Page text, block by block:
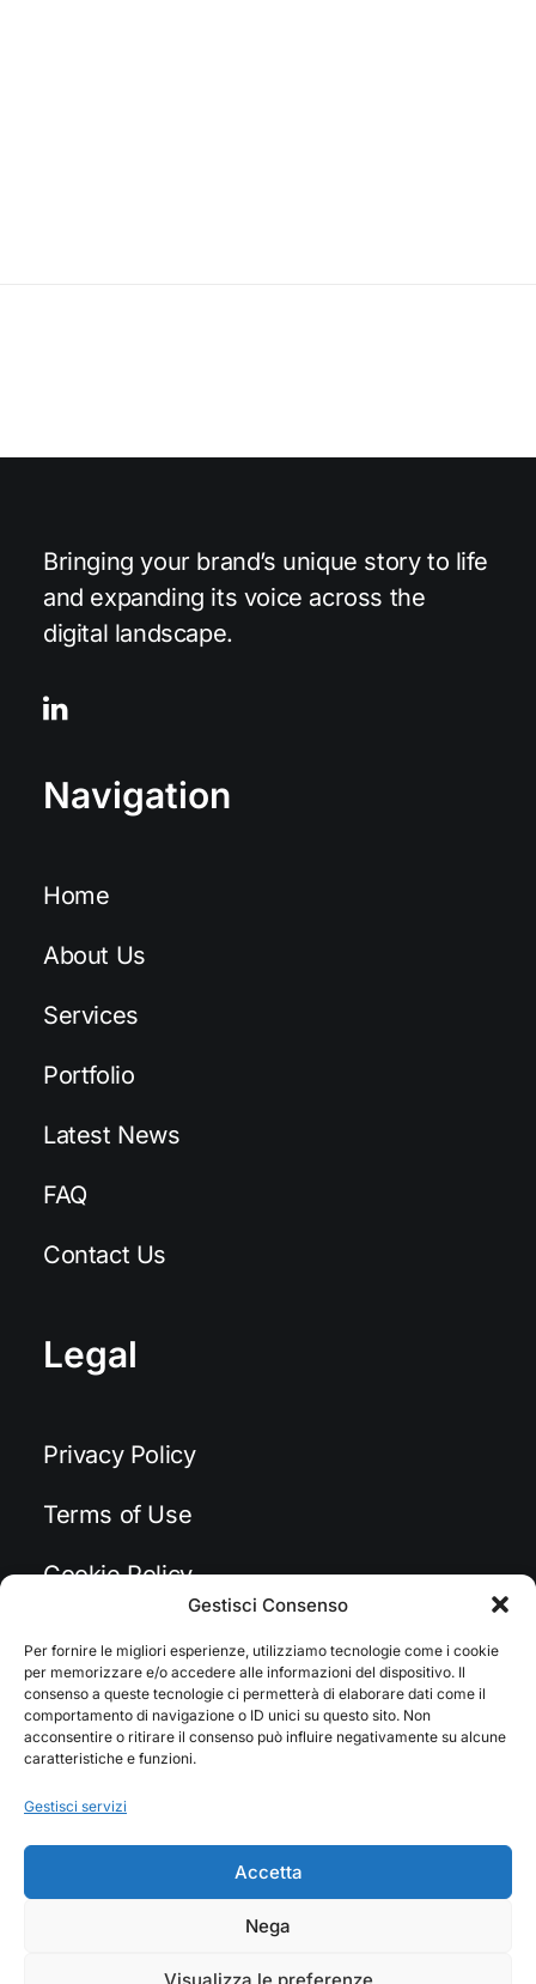
Gestisci Consenso
Per fornire le migliori esperienze, utilizziamo tecnologie come i cookie
per memorizzare e/o accedere alle informazioni del dispositivo. Il
consenso a queste tecnologie ci permetterà di elaborare dati come il
comportamento di navigazione o ID unici su questo sito. Non
acconsentire o ritirare il consenso può influire negativamente su alcune
caratteristiche e funzioni.
Gestisci servizi
Accetta
Nega
Visualizza le preferenze
Bringing your brand’s unique story to life
and expanding its voice across the
digital landscape.
Navigation
Home
About Us
Services
Portfolio
Latest News
FAQ
Contact Us
Legal
Privacy Policy
Terms of Use
Cookie Policy
Headquarter
Stockholm, Sweden